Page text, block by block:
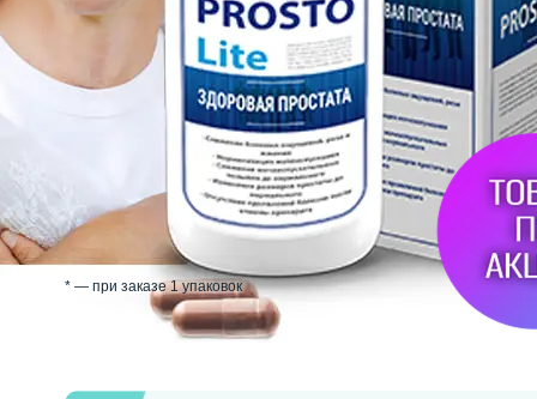
* — при заказе 1 упаковок